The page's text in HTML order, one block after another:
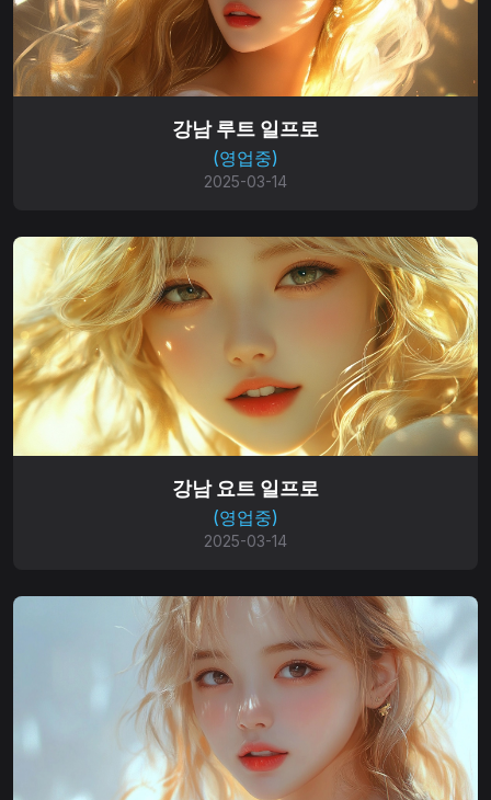
강남 루트 일프로
(영업중)
2025-03-14
강남 요트 일프로
(영업중)
2025-03-14